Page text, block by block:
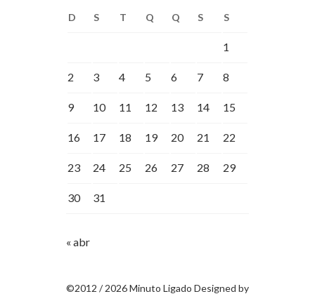
D S T Q Q S S
1
2 3 4 5 6 7 8
9 10 11 12 13 14 15
16 17 18 19 20 21 22
23 24 25 26 27 28 29
30 31
« abr
©2012 / 2026 Minuto Ligado Designed by